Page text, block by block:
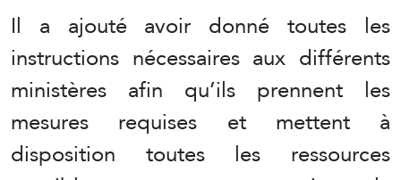
Il a ajouté avoir donné toutes les
instructions nécessaires aux différents
ministères afin qu’ils prennent les
mesures requises et mettent à
disposition toutes les ressources